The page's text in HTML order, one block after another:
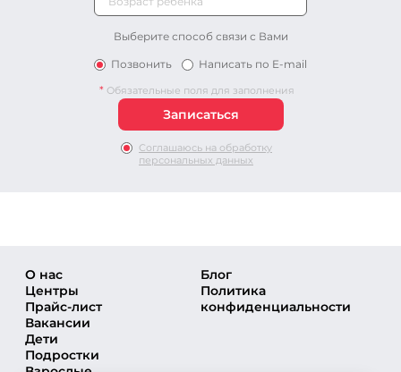
Выберите способ связи с Вами
Позвонить
Написать по E-mail
* Обязательные поля для заполнения
Соглашаюсь на обработку
персональных данных
О нас
Центры
Прайс-лист
Вакансии
Дети
Подростки
Блог
Политика
конфиденциальности